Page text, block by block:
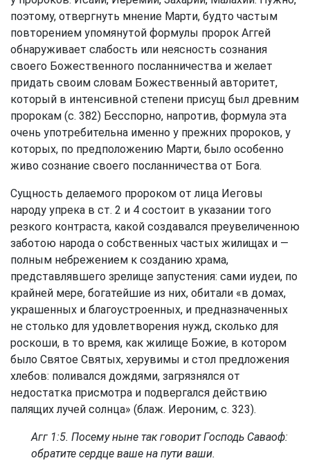
поэтому, отвергнуть мнение Марти, будто частым
повторением упомянутой формулы пророк Аггей
обнаруживает слабость или неясность сознания
своего Божественного посланничества и желает
придать своим словам Божественный авторитет,
который в интенсивной степени присущ был древним
пророкам (с. 382) Бесспорно, напротив, формула эта
очень употребительна именно у прежних пророков, у
которых, по предположению Марти, было особенно
живо сознание своего посланничества от Бога.
Сущность делаемого пророком от лица Иеговы
народу упрека в ст. 2 и 4 состоит в указании того
резкого контраста, какой создавался преувеличенною
заботою народа о собственных частых жилищах и —
полным небрежением к созданию храма,
представлявшего зрелище запустения: сами иудеи, по
крайней мере, богатейшие из них, обитали «в домах,
украшенных и благоустроенных, и предназначенных
не столько для удовлетворения нужд, сколько для
роскоши, в то время, как жилище Божие, в котором
было Святое Святых, херувимы и стол предложения
хлебов: поливался дождями, загрязнялся от
недостатка присмотра и подвергался действию
палящих лучей солнца» (блаж. Иероним, с. 323).
Агг 1:5. Посему ныне так говорит Господь Саваоф:
обратите сердце ваше на пути ваши.